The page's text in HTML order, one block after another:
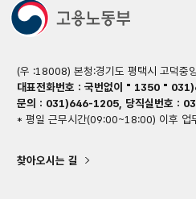
(우 :18008) 본청:경기도 평택시 고덕중
대표전화번호 : 국번없이 " 1350 "
문의 : 031)646-1205, 당직실번호 :
* 평일 근무시간(09:00~18:00) 이후 업
찾아오시는 길